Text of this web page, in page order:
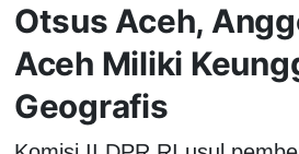
Otsus Aceh,
Aceh Miliki
Geografis